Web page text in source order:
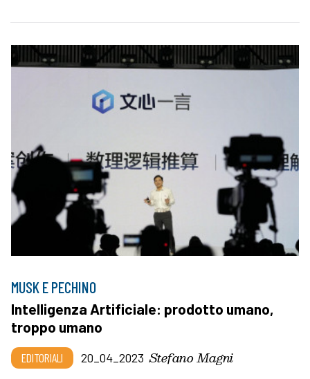
MUSK E PECHINO
Intelligenza Artificiale: prodotto umano,
troppo umano
EDITORIALI 20_04_2023 Stefano Magni